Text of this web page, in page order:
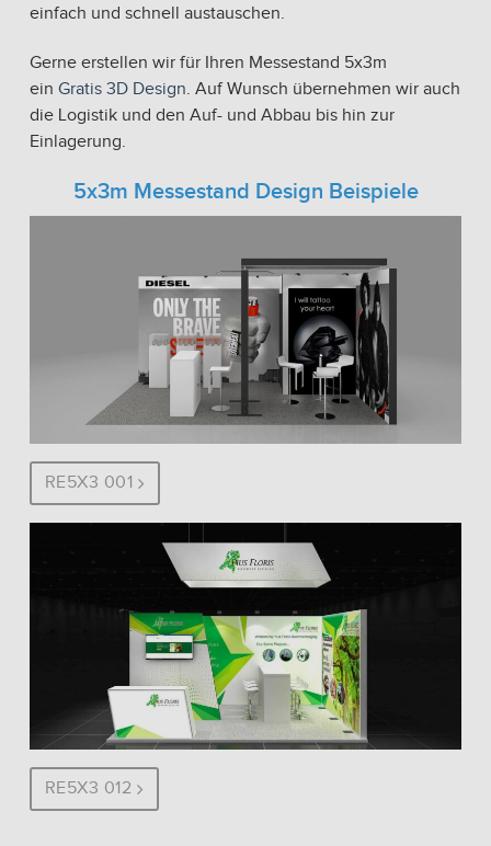
einfach und schnell austauschen.
Gerne erstellen wir für Ihren Messestand 5x3m
ein Gratis 3D Design. Auf Wunsch übernehmen wir auch
die Logistik und den Auf- und Abbau bis hin zur
Einlagerung.
5x3m Messestand Design Beispiele
RE5X3 001
RE5X3 012